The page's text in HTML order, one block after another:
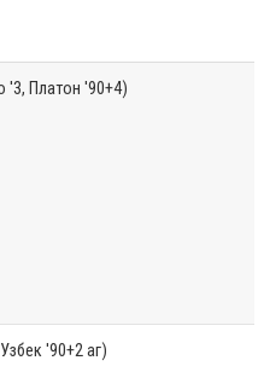
'3, Платон '90+4)
'90+2 аг)